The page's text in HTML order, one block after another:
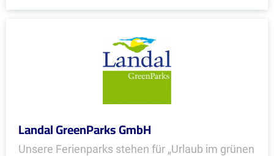
Landal GreenParks GmbH
Unsere Ferienparks stehen für „Urlaub im grünen